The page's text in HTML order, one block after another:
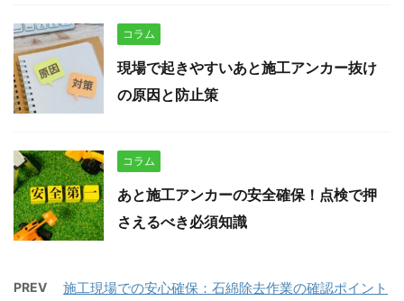
コラム
現場で起きやすいあと施工アンカー抜け
の原因と防止策
コラム
あと施工アンカーの安全確保！点検で押
さえるべき必須知識
PREV 施工現場での安心確保：石綿除去作業の確認ポイント